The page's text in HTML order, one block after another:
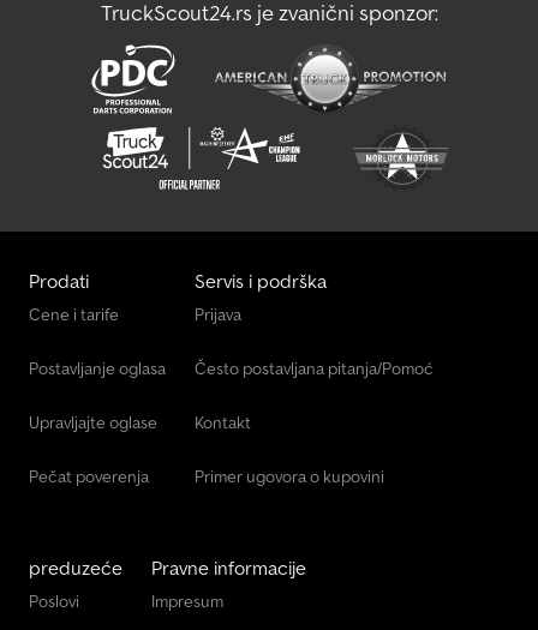
TruckScout24.rs je zvanični sponzor:
Prodati
Cene i tarife
Postavljanje oglasa
Upravljajte oglase
Pečat poverenja
Servis i podrška
Prijava
Često postavljana pitanja/Pomoć
Kontakt
Primer ugovora o kupovini
preduzeće
Poslovi
Pravne informacije
Impresum